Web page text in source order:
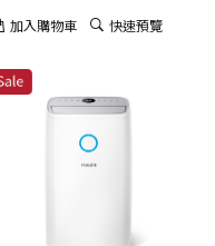
加入購物車 快速預覽